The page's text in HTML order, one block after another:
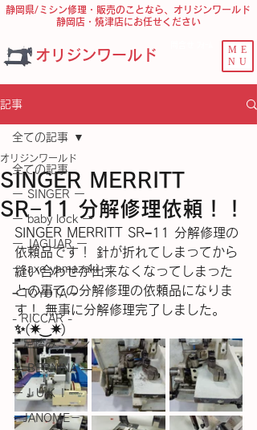
オリジンワールド
ME
NU
静岡県/ミシン修理・販売のことなら、オリジンワールド
静岡店・焼津店にお任せください
記事
全ての記事
ー SINGER ー
ー baby lock ー
ー JAGUAR ー
ー axe yamazaki ー
− TOYOTA −
- RICCAR -
− 足踏みミシン −
― BERNINA ―
ーＪＵＫＩー
－JANOME－
全ての記事
SINGER MERRITT
SR−11 分解修理依頼！！
オリジンワールド
SINGER MERRITT SR−11 分解修理の
依頼品です！ 針が折れてしまってから
縫い合わせが出来なくなってしまった
との事での分解修理の依頼品になりま
す！ 無事に分解修理完了しました。
✨(⁠✷⁠‿⁠✷⁠)